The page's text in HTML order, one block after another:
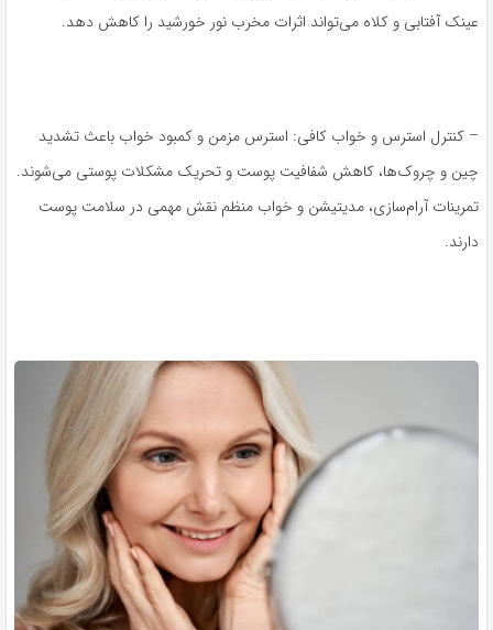
عینک آفتابی و کلاه می‌تواند اثرات مخرب نور خورشید را کاهش دهد.
– کنترل استرس و خواب کافی: استرس مزمن و کمبود خواب باعث تشدید
چین و چروک‌ها، کاهش شفافیت پوست و تحریک مشکلات پوستی می‌شوند.
تمرینات آرام‌سازی، مدیتیشن و خواب منظم نقش مهمی در سلامت پوست
دارند.